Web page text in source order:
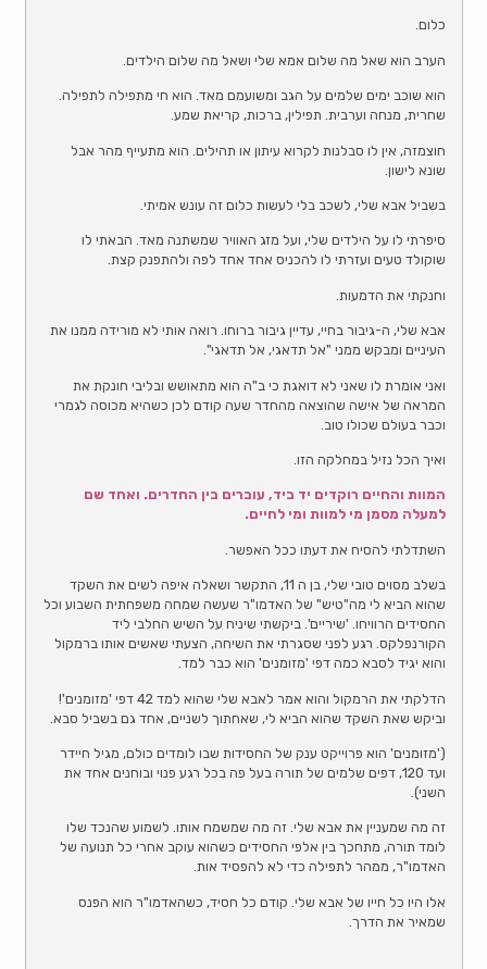
כלום.
הערב הוא שאל מה שלום אמא שלי ושאל מה שלום הילדים.
הוא שוכב ימים שלמים על הגב ומשועמם מאד. הוא חי מתפילה לתפילה.
שחרית, מנחה וערבית. תפילין, ברכות, קריאת שמע.
חוצמזה, אין לו סבלנות לקרוא עיתון או תהילים. הוא מתעייף מהר אבל
שונא לישון.
בשביל אבא שלי, לשכב בלי לעשות כלום זה עונש אמיתי.
סיפרתי לו על הילדים שלי, ועל מזג האוויר שמשתנה מאד. הבאתי לו
שוקולד טעים ועזרתי לו להכניס אחד אחד לפה ולהתפנק קצת.
וחנקתי את הדמעות.
אבא שלי, ה-גיבור בחיי, עדיין גיבור ברוחו. רואה אותי לא מורידה ממנו את
העיניים ומבקש ממני "אל תדאגי, אל תדאגי".
ואני אומרת לו שאני לא דואגת כי ב"ה הוא מתאושש ובליבי חונקת את
המראה של אישה שהוצאה מהחדר שעה קודם לכן כשהיא מכוסה לגמרי
וכבר בעולם שכולו טוב.
ואיך הכל נזיל במחלקה הזו.
המוות והחיים רוקדים יד ביד, עוברים בין החדרים. ואחד שם
למעלה מסמן מי למוות ומי לחיים.
השתדלתי להסיח את דעתו ככל האפשר.
בשלב מסוים טובי שלי, בן ה 11, התקשר ושאלה איפה לשים את השקד
שהוא הביא לי מה"טיש" של האדמו"ר שעשה שמחה משפחתית השבוע וכל
החסידים הרוויחו. 'שיריים'. ביקשתי שיניח על השיש החלבי ליד
הקורנפלקס. רגע לפני שסגרתי את השיחה, הצעתי שאשים אותו ברמקול
והוא יגיד לסבא כמה דפי 'מזומנים' הוא כבר למד.
הדלקתי את הרמקול והוא אמר לאבא שלי שהוא למד 42 דפי 'מזומנים'!
וביקש שאת השקד שהוא הביא לי, שאחתוך לשניים, אחד גם בשביל סבא.
('מזומנים' הוא פרוייקט ענק של החסידות שבו לומדים כולם, מגיל חיידר
ועד 120, דפים שלמים של תורה בעל פה בכל רגע פנוי ובוחנים אחד את
השני).
זה מה שמעניין את אבא שלי. זה מה שמשמח אותו. לשמוע שהנכד שלו
לומד תורה, מתחכך בין אלפי החסידים כשהוא עוקב אחרי כל תנועה של
האדמו"ר, ממהר לתפילה כדי לא להפסיד אות.
אלו היו כל חייו של אבא שלי. קודם כל חסיד, כשהאדמו"ר הוא הפנס
שמאיר את הדרך.